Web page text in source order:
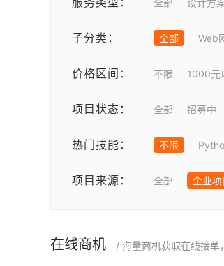
全部 设计方
子分类： 全部 Web
价格区间： 不限 1000元
项目状态： 全部 招募中
热门技能： 不限
项目来源： 全部 企业项
在线商机 / 海量商机获取在线接单